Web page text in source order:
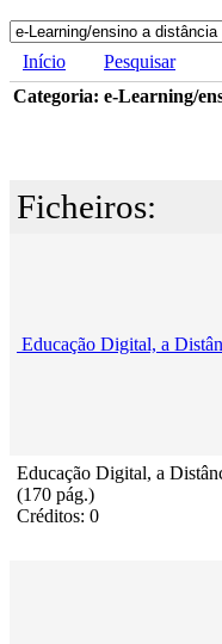
Início Pesquisar
Categoria: e-Learning/
Ficheiros:
Educação Digital, a
Educação Digital, a
(170 pág.)
Créditos: 0